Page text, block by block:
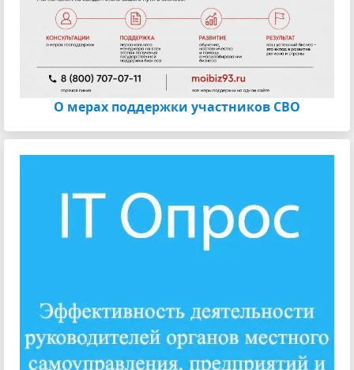
О мерах поддержки участников СВО